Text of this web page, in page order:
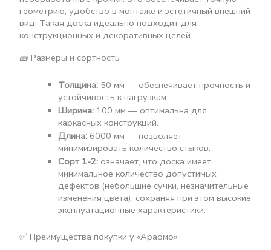
геометрию, удобство в монтаже и эстетичный внешний
вид. Такая доска идеально подходит для
конструкционных и декоративных целей.
🧱 Размеры и сортность
Толщина: 50 мм — обеспечивает прочность и
устойчивость к нагрузкам.
Ширина: 100 мм — оптимальна для
каркасных конструкций.
Длина: 6000 мм — позволяет
минимизировать количество стыков.
Сорт 1-2: означает, что доска имеет
минимальное количество допустимых
дефектов (небольшие сучки, незначительные
изменения цвета), сохраняя при этом высокие
эксплуатационные характеристики.
✅ Преимущества покупки у «Араомо»